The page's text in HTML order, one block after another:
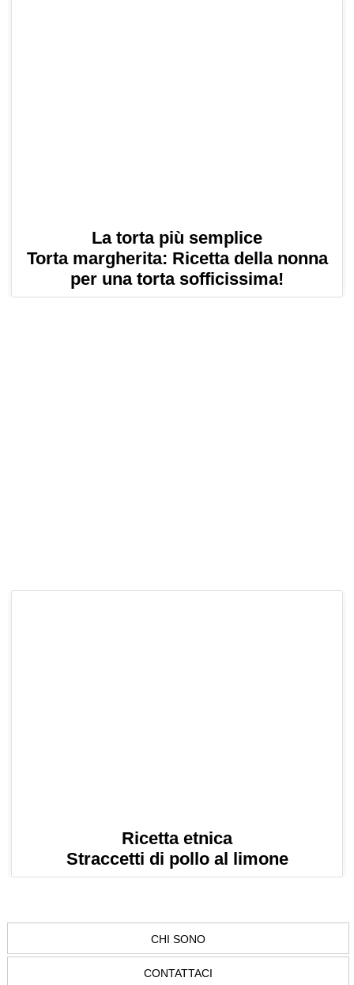
La torta più semplice
Torta margherita: Ricetta della nonna
per una torta sofficissima!
Ricetta etnica
Straccetti di pollo al limone
CHI SONO
CONTATTACI